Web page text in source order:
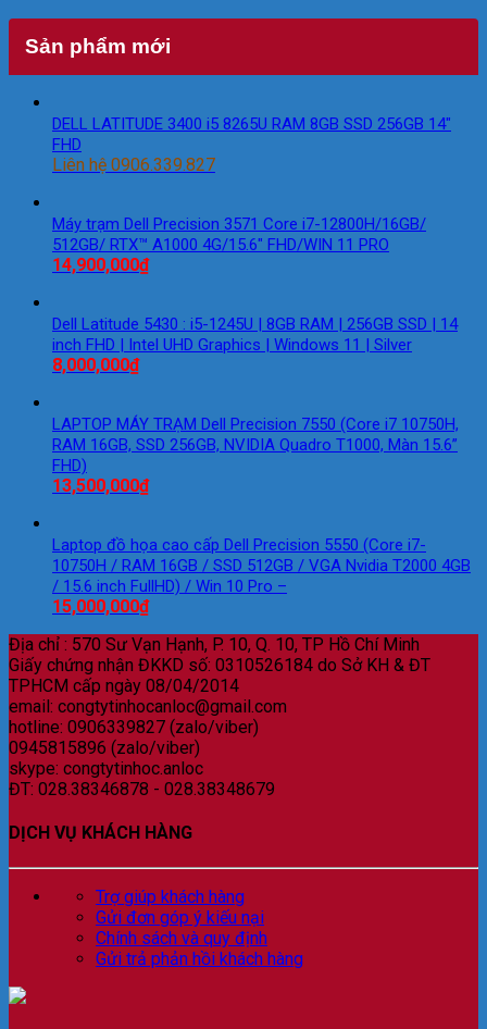
Sản phẩm mới
DELL LATITUDE 3400 i5 8265U RAM 8GB SSD 256GB 14″
FHD
Liên hệ 0906.339.827
Máy trạm Dell Precision 3571 Core i7-12800H/16GB/
512GB/ RTX™ A1000 4G/15.6″ FHD/WIN 11 PRO
14,900,000₫
Dell Latitude 5430 : i5-1245U | 8GB RAM | 256GB SSD | 14
inch FHD | Intel UHD Graphics | Windows 11 | Silver
8,000,000₫
LAPTOP MÁY TRẠM Dell Precision 7550 (Core i7 10750H,
RAM 16GB, SSD 256GB, NVIDIA Quadro T1000, Màn 15.6”
FHD)
13,500,000₫
Laptop đồ họa cao cấp Dell Precision 5550 (Core i7-
10750H / RAM 16GB / SSD 512GB / VGA Nvidia T2000 4GB
/ 15.6 inch FullHD) / Win 10 Pro –
15,000,000₫
Địa chỉ : 570 Sư Vạn Hạnh, P. 10, Q. 10, TP Hồ Chí Minh
Giấy chứng nhận ĐKKD số: 0310526184 do Sở KH & ĐT
TPHCM cấp ngày 08/04/2014
email: congtytinhocanloc@gmail.com
hotline: 0906339827 (zalo/viber)
0945815896 (zalo/viber)
skype: congtytinhoc.anloc
ĐT: 028.38346878 - 028.38348679
DỊCH VỤ KHÁCH HÀNG
Trợ giúp khách hàng
Gửi đơn góp ý kiếu nại
Chính sách và quy định
Gửi trả phản hồi khách hàng